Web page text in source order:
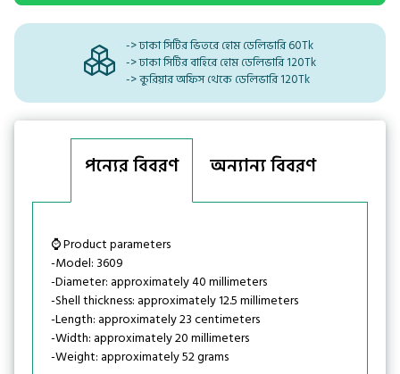
-> ঢাকা সিটির ভিতরে হোম ডেলিভারি 60Tk
-> ঢাকা সিটির বাহিরে হোম ডেলিভারি 120Tk
-> কুরিয়ার অফিস থেকে ডেলিভারি 120Tk
পন্যের বিবরণ অন্যান্য বিবরণ
⌚ Product parameters
-Model: 3609
-Diameter: approximately 40 millimeters
-Shell thickness: approximately 12.5 millimeters
-Length: approximately 23 centimeters
-Width: approximately 20 millimeters
-Weight: approximately 52 grams